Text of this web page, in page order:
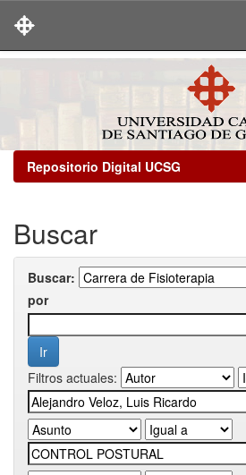
Repositorio Digital UCSG
Buscar
Buscar:
por
Filtros actuales: